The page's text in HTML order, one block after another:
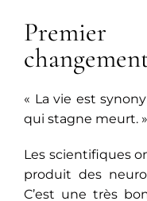
« La vie est
qui stagne meurt. »
Les scientifiques
produit des
C’est une très